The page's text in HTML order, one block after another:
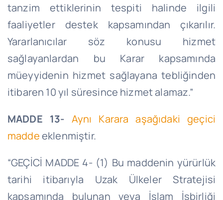
tanzim ettiklerinin tespiti halinde ilgili
faaliyetler destek kapsamından çıkarılır.
Yararlanıcılar söz konusu hizmet
sağlayanlardan bu Karar kapsamında
müeyyidenin hizmet sağlayana tebliğinden
itibaren 10 yıl süresince hizmet alamaz.”
MADDE 13- Aynı Karara aşağıdaki geçici
maddeeklenmiştir.
“GEÇİCİ MADDE 4- (1) Bu maddenin yürürlük
tarihi itibarıyla Uzak Ülkeler Stratejisi
kapsamında bulunan veya İslam İşbirliği